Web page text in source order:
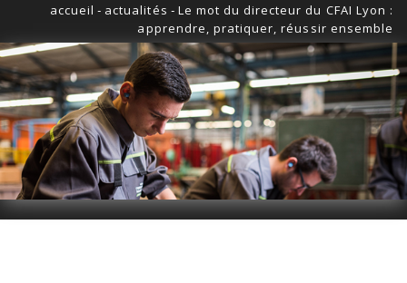
accueil - actualités - Le mot du directeur du CFAI Lyon :
apprendre, pratiquer, réussir ensemble